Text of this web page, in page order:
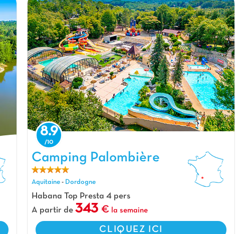
Camping Palombière, Camping Aquitaine
8.9
Camping Palombière
Aquitaine - Dordogne
Habana Top Presta 4 pers
A partir de343 la semaine
CLIQUEZ ICI